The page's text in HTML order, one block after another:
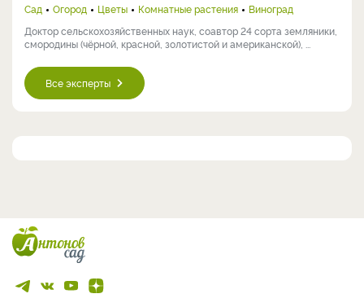
Сад Огород Цветы Комнатные растения
Виноград
Доктор сельскохозяйственных наук, соавтор 24 сорта земляники,
смородины (чёрной, красной, золотистой и американской), ...
Все эксперты